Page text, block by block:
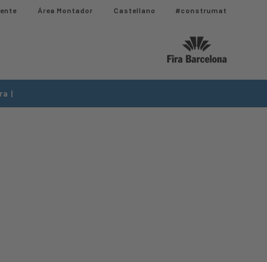
Área Montador Castellano #construmat
|